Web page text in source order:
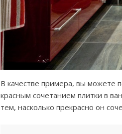
В качестве примера, вы можете
красным сочетанием плитки в
тем, насколько прекрасно он